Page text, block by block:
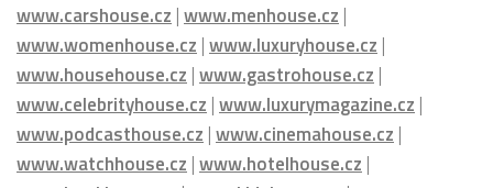
www.carshouse.cz |www.menhouse.cz |
www.womenhouse.cz |www.luxuryhouse.cz |
www.househouse.cz |www.gastrohouse.cz |
www.celebrityhouse.cz |www.luxurymagazine.cz |
www.podcasthouse.cz |www.cinemahouse.cz |
www.watchhouse.cz |www.hotelhouse.cz |